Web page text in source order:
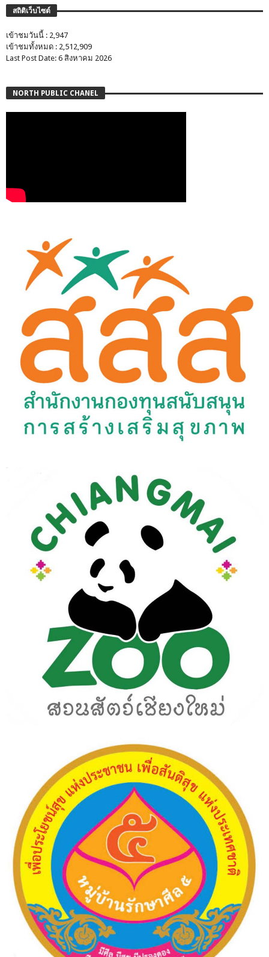
สถิติเว็บไซต์
เข้าชมวันนี้ : 2,947
เข้าชมทั้งหมด : 2,512,909
Last Post Date: 6 สิงหาคม 2026
NORTH PUBLIC CHANEL